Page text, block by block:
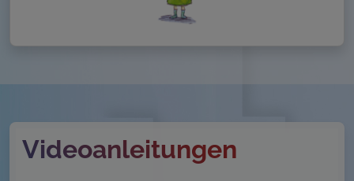
Videoanleitungen